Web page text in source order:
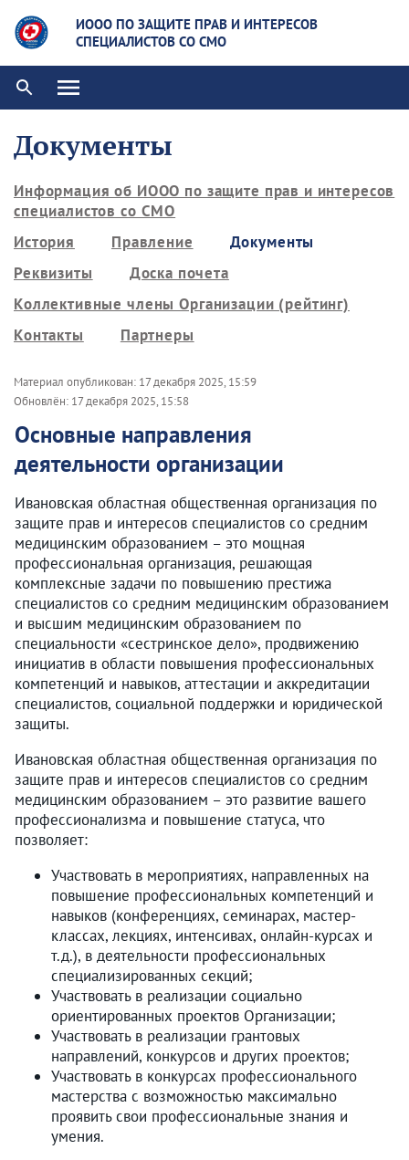
ИООО ПО ЗАЩИТЕ ПРАВ И ИНТЕРЕСОВ
СПЕЦИАЛИСТОВ СО СМО
Документы
Информация об ИООО по защите прав и интересов
специалистов со СМО
История
Правление
Документы
Реквизиты
Доска почета
Коллективные члены Организации (рейтинг)
Контакты
Партнеры
Материал опубликован: 17 декабря 2025, 15:59
Обновлён: 17 декабря 2025, 15:58
Основные направления
деятельности организации
Ивановская областная общественная организация по
защите прав и интересов специалистов со средним
медицинским образованием – это мощная
профессиональная организация, решающая
комплексные задачи по повышению престижа
специалистов со средним медицинским образованием
и высшим медицинским образованием по
специальности «сестринское дело», продвижению
инициатив в области повышения профессиональных
компетенций и навыков, аттестации и аккредитации
специалистов, социальной поддержки и юридической
защиты.
Ивановская областная общественная организация по
защите прав и интересов специалистов со средним
медицинским образованием – это развитие вашего
профессионализма и повышение статуса, что
позволяет:
Участвовать в мероприятиях, направленных на
повышение профессиональных компетенций и
навыков (конференциях, семинарах, мастер-
классах, лекциях, интенсивах, онлайн-курсах и
т.д.), в деятельности профессиональных
специализированных секций;
Участвовать в реализации социально
ориентированных проектов Организации;
Участвовать в реализации грантовых
направлений, конкурсов и других проектов;
Участвовать в конкурсах профессионального
мастерства с возможностью максимально
проявить свои профессиональные знания и
умения.